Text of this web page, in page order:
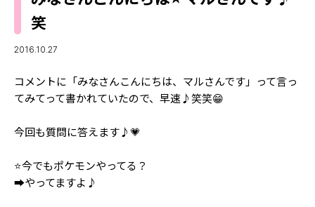
Instagram
YouTube
FORTUNE
ゲッターズ飯田
MISS SEVENTEEN
ミスセブンティーンニュース
MAGAZINE
バックナンバー
INFORMATION
笑
2016.10.27
コメントに「みなさんこんにちは、マルさんです」って言っ
てみてって書かれていたので、早速♪笑笑😁
今回も質問に答えます♪💗
⭐今でもポケモンやってる？
➡️やってますよ♪